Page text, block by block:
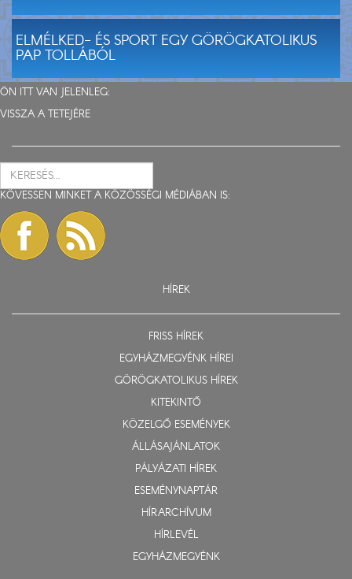
ELMÉLKED- ÉS SPORT EGY GÖRÖGKATOLIKUS
PAP TOLLÁBÓL
ÖN ITT VAN JELENLEG:
VISSZA A TETEJÉRE
KÖVESSEN MINKET A KÖZÖSSÉGI MÉDIÁBAN IS:
HÍREK
FRISS HÍREK
EGYHÁZMEGYÉNK HÍREI
GÖRÖGKATOLIKUS HÍREK
KITEKINTŐ
KÖZELGŐ ESEMÉNYEK
ÁLLÁSAJÁNLATOK
PÁLYÁZATI HÍREK
ESEMÉNYNAPTÁR
HÍRARCHÍVUM
HÍRLEVÉL
EGYHÁZMEGYÉNK